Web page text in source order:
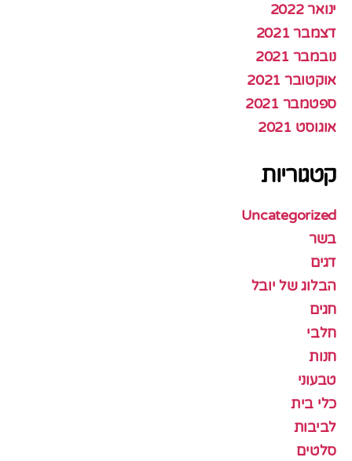
ינואר 2022
דצמבר 2021
נובמבר 2021
אוקטובר 2021
ספטמבר 2021
אוגוסט 2021
קטגוריות
Uncategorized
בשר
דגים
הבלוג של יובל
חגים
חלבי
חנות
טבעוני
כלי בית
לביבות
סלטים